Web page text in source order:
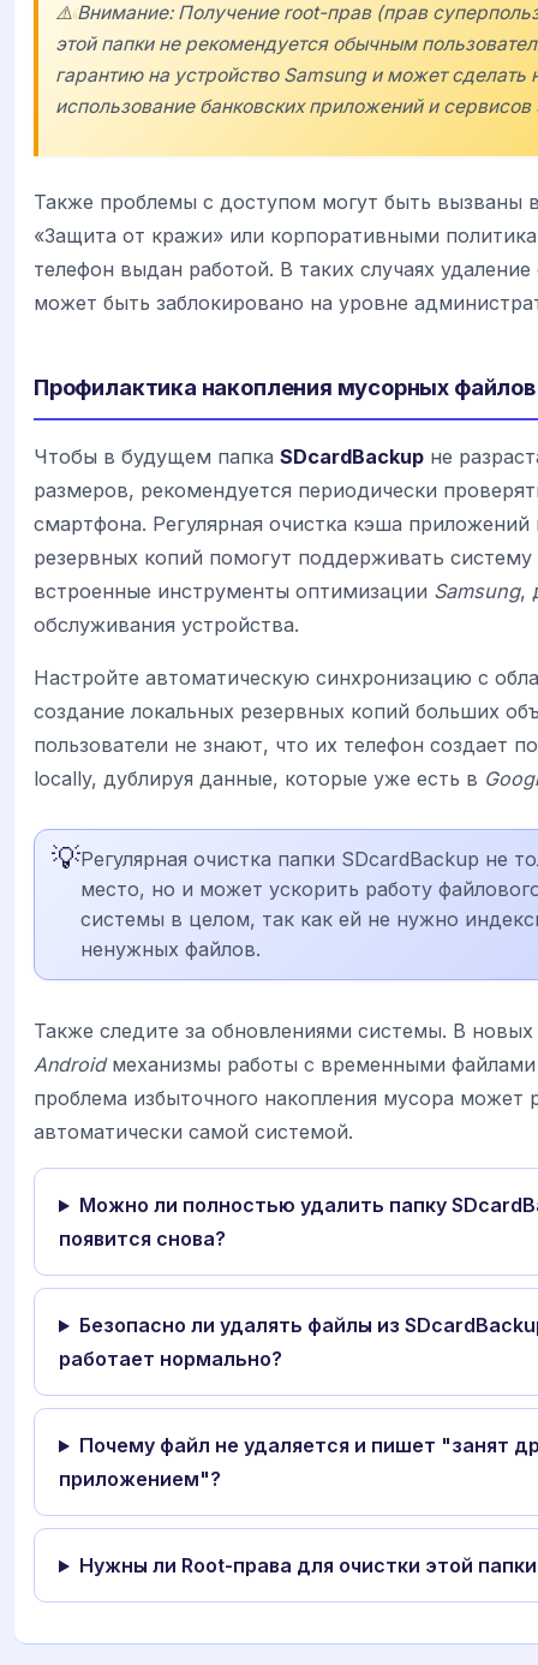
⚠️ Внимание: Получение root-прав (прав
этой папки не рекомендуется обычным
гарантию на устройство Samsungи может сделать
использование банковских приложений и сервисов
Также проблемы с доступом могут быть вызваны
«Защита от кражи» или корпоративными
телефон выдан работой. В таких случаях
может быть заблокировано на уровне
Профилактика накопления мусорных файлов
Чтобы в будущем папка SDcardBackup не
размеров, рекомендуется периодически
смартфона. Регулярная очистка кэша приложений
резервных копий помогут поддерживать систему
встроенные инструменты оптимизации Samsung,
обслуживания устройства.
Настройте автоматическую синхронизацию с
создание локальных резервных копий больших
пользователи не знают, что их телефон создает
locally, дублируя данные, которые уже есть в
💡Регулярная очистка папки SDcardBackup не
место, но и может ускорить работу
системы в целом, так как ей не нужно
ненужных файлов.
Также следите за обновлениями системы. В
Androidмеханизмы работы с временными файлами
проблема избыточного накопления мусора может
автоматически самой системой.
Можно ли полностью удалить папку
появится снова?
Безопасно ли удалять файлы из
работает нормально?
Почему файл не удаляется и пишет "занят
приложением"?
Нужны ли Root-права для очистки этой